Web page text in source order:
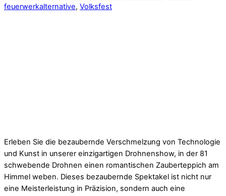
feuerwerkalternative, Volksfest
Erleben Sie die bezaubernde Verschmelzung von Technologie
und Kunst in unserer einzigartigen Drohnenshow, in der 81
schwebende Drohnen einen romantischen Zauberteppich am
Himmel weben. Dieses bezaubernde Spektakel ist nicht nur
eine Meisterleistung in Präzision, sondern auch eine